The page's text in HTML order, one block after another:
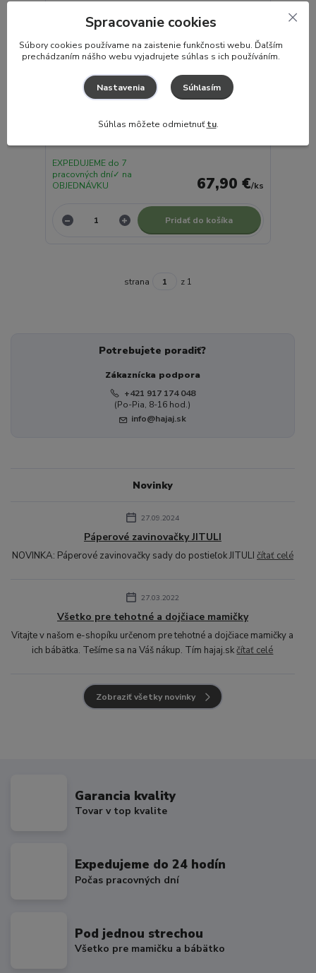
67,90 €/ks
EXPEDUJEME do 7
pracovných dní✓ na
OBJEDNÁVKU
Pridať do košíka
strana z 1
Potrebujete poradiť?
Zákaznícka podpora
+421 917 174 048
(Po-Pia, 8-16 hod.)
info@hajaj.sk
Novinky
27.09.2024
Páperové zavinovačky JITULI
NOVINKA: Páperové zavinovačky sady do postieľok JITULI čítať celé
27.03.2022
Všetko pre tehotné a dojčiace mamičky
Vitajte v našom e-shopíku určenom pre tehotné a dojčiace mamičky a
ich bábätka. Tešíme sa na Váš nákup. Tím hajaj.skčítať celé
Zobraziť všetky novinky
Garancia kvality
Tovar v top kvalite
Expedujeme do 24 hodín
Počas pracovných dní
Pod jednou strechou
Všetko pre mamičku a bábätko
Spracovanie cookies
Súbory cookies používame na zaistenie funkčnosti webu. Ďaľším
prechádzaním nášho webu vyjadrujete súhlas s ich používáním.
Nastavenia Súhlasím
Súhlas môžete odmietnuťtu.